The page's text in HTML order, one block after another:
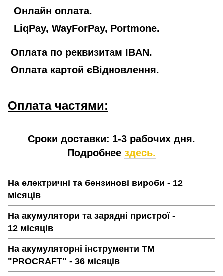
Онлайн оплата.
LiqPay, WayForPay, Portmone.
Оплата по реквизитам IBAN.
Оплата картой єВідновлення.
Оплата частями:
Сроки доставки: 1-3 рабочих дня.
Подробнее здесь.
На електричні та бензинові вироби - 12
місяців
На акумулятори та зарядні пристрої -
12 місяців
На акумуляторні інструменти ТМ
"PROCRAFT" - 36 місяців